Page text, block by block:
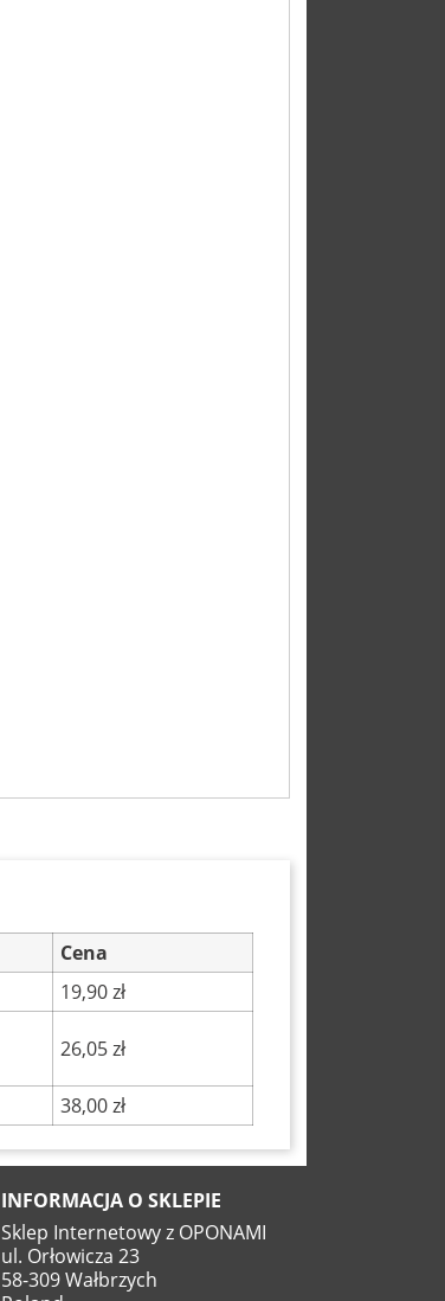
Cena
19,90 zł
26,05 zł
38,00 zł
INFORMACJA O SKLEPIE
Sklep Internetowy z OPONAMI
ul. Orłowicza 23
58-309 Wałbrzych